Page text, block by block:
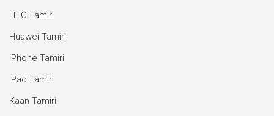
HTC Tamiri
Huawei Tamiri
iPhone Tamiri
iPad Tamiri
Kaan Tamiri